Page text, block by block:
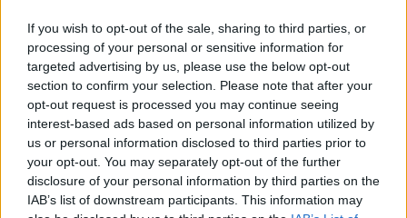
If you wish to opt-out of the sale, sharing to third parties, or
processing of your personal or sensitive information for
targeted advertising by us, please use the below opt-out
section to confirm your selection. Please note that after your
opt-out request is processed you may continue seeing
interest-based ads based on personal information utilized by
us or personal information disclosed to third parties prior to
your opt-out. You may separately opt-out of the further
disclosure of your personal information by third parties on the
IAB’s list of downstream participants. This information may
super bra matblogg! 🙂
0 Svara
tantgredelin
10 år sedan
Hej!
Jag behöver precis som Alva tips. Och jag är galet